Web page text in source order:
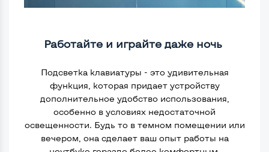
Работайте и играйте даже ночь
Подсветка клавиатуры - это удивительная
функция, которая придает устройству
дополнительное удобство использования,
особенно в условиях недостаточной
освещенности. Будь то в темном помещении или
вечером, она сделает ваш опыт работы на